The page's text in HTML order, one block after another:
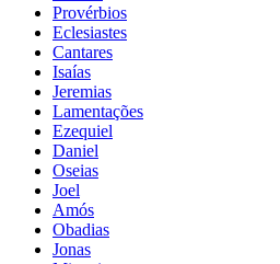
Provérbios
Eclesiastes
Cantares
Isaías
Jeremias
Lamentações
Ezequiel
Daniel
Oseias
Joel
Amós
Obadias
Jonas